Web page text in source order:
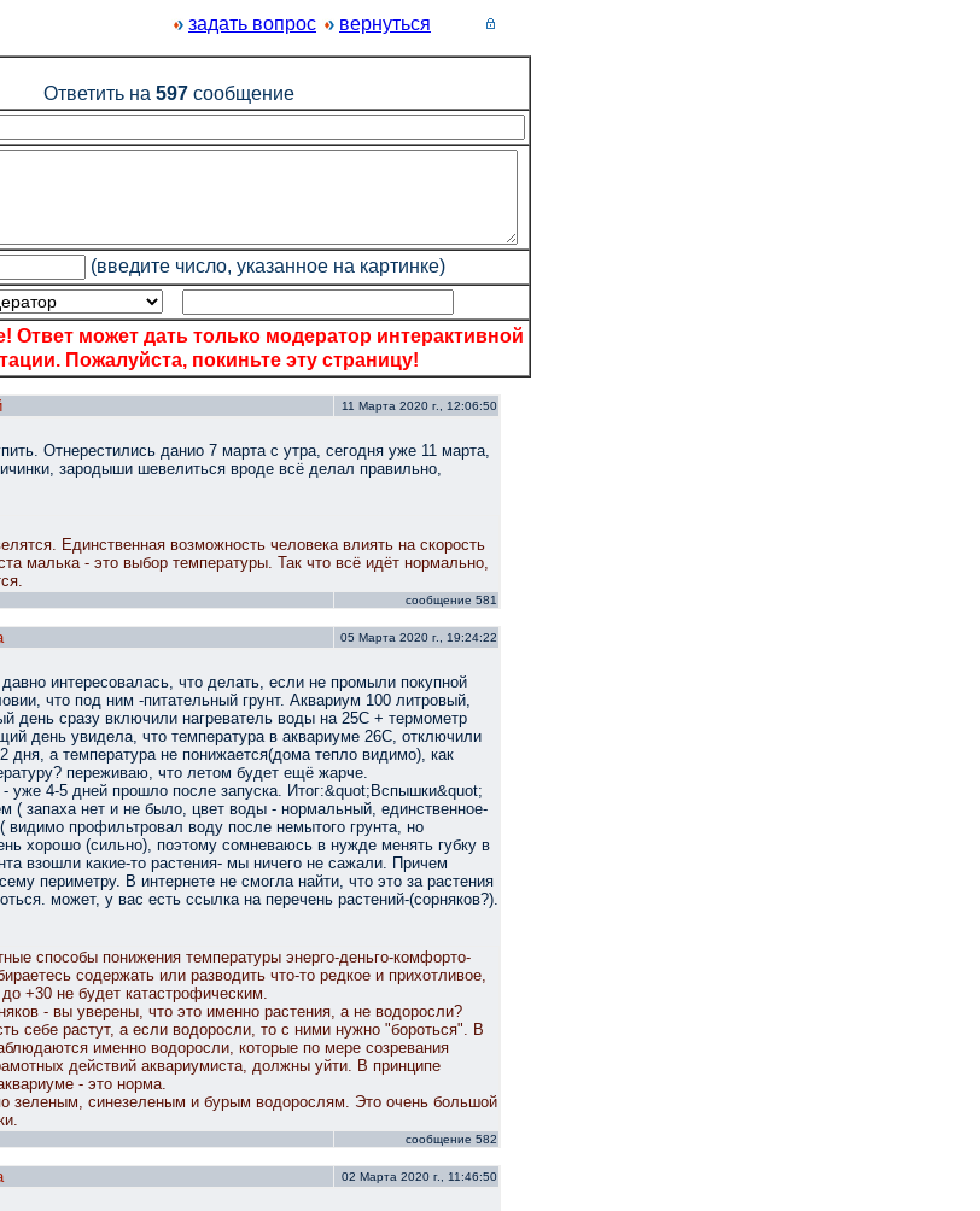
задать вопрос вернуться
Ответить на 597 сообщение
(введите число, указанное на картинке)
Ответ может дать только модератор интерактивной
Пожалуйста, покиньте эту страницу!
11 Марта 2020 г., 12:06:50
Отнерестились данио 7 марта с утра, сегодня уже 11 марта,
зародыши шевелиться вроде всё делал правильно,
Единственная возможность человека влиять на скорость
малька - это выбор температуры. Так что всё идёт нормально,
сообщение 581
05 Марта 2020 г., 19:24:22
интересовалась, что делать, если не промыли покупной
что под ним -питательный грунт. Аквариум 100 литровый,
день сразу включили нагреватель воды на 25С + термометр
день увидела, что температура в аквариуме 26С, отключили
дня, а температура не понижается(дома тепло видимо), как
переживаю, что летом будет ещё жарче.
уже 4-5 дней прошло после запуска. Итог:&quot;Вспышки&quot;
( запаха нет и не было, цвет воды - нормальный, единственное-
профильтровал воду после немытого грунта, но
хорошо (сильно), поэтому сомневаюсь в нужде менять губку в
взошли какие-то растения- мы ничего не сажали. Причем
периметру. В интернете не смогла найти, что это за растения
может, у вас есть ссылка на перечень растений-(сорняков?).
способы понижения температуры энерго-деньго-комфорто-
содержать или разводить что-то редкое и прихотливое,
+30 не будет катастрофическим.
- вы уверены, что это именно растения, а не водоросли?
себе растут, а если водоросли, то с ними нужно "бороться". В
именно водоросли, которые по мере созревания
действий аквариумиста, должны уйти. В принципе
- это норма.
зеленым, синезеленым и бурым водорослям. Это очень большой
сообщение 582
02 Марта 2020 г., 11:46:50